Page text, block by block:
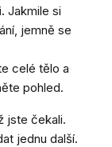
Jakmile si
jemně se
celé tělo a
pohled.
jste čekali.
jednu další.